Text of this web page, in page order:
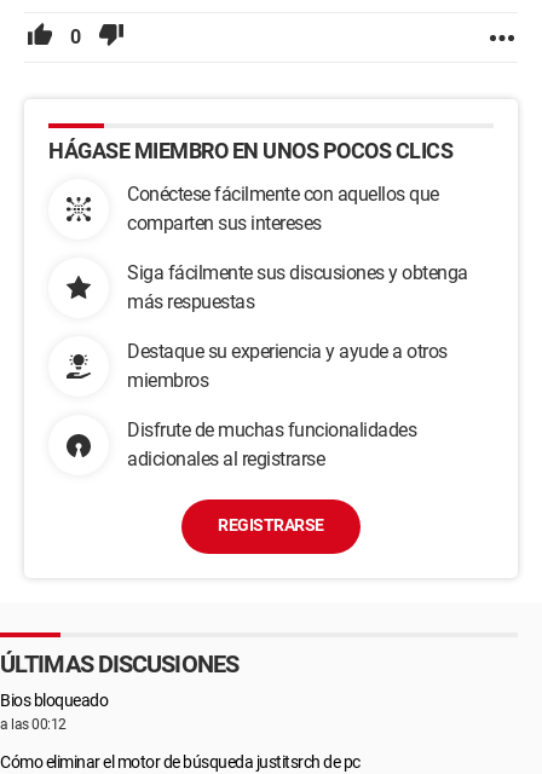
0
HÁGASE MIEMBRO EN UNOS POCOS CLICS
Conéctese fácilmente con aquellos que
comparten sus intereses
Siga fácilmente sus discusiones y obtenga
más respuestas
Destaque su experiencia y ayude a otros
miembros
Disfrute de muchas funcionalidades
adicionales al registrarse
REGISTRARSE
ÚLTIMAS DISCUSIONES
Bios bloqueado
a las 00:12
Cómo eliminar el motor de búsqueda justitsrch de pc